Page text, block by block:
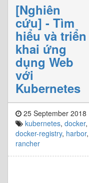
[Nghiên
cứu] - Tìm
hiểu và triển
khai ứng
dụng Web
với
Kubernetes
25 September 2018
kubernetes, docker,
docker-registry, harbor,
rancher